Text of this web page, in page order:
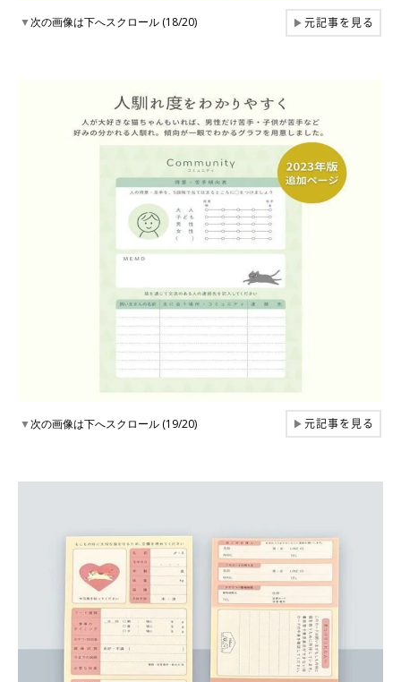
▼次の画像は下へスクロール (18/20) ▶元記事を見る
▼次の画像は下へスクロール (19/20) ▶元記事を見る